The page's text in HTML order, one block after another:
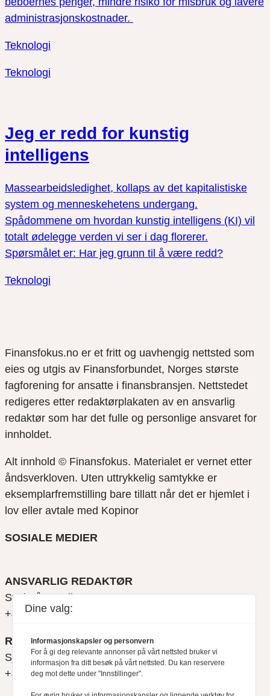
administrasjonskostnader.
Teknologi
Teknologi
Jeg er redd for kunstig
intelligens
Massearbeidsledighet, kollaps av det kapitalistiske
system og menneskehetens undergang.
Spådommene om hvordan kunstig intelligens (KI) vil
totalt ødelegge verden vi ser i dag florerer.
Spørsmålet er: Har jeg grunn til å være redd?
Teknologi
Finansfokus.no er et fritt og uavhengig nettsted som
eies og utgis av Finansforbundet, Norges største
fagforening for ansatte i finansbransjen. Nettstedet
redigeres etter redaktørplakaten av en ansvarlig
redaktør som har det fulle og personlige ansvaret for
innholdet.
Alt innhold © Finansfokus. Materialet er vernet etter
åndsverkloven. Uten uttrykkelig samtykke er
eksemplarfremstilling bare tillatt når det er hjemlet i
lov eller avtale med Kopinor
SOSIALE MEDIER
ANSVARLIG REDAKTØR
Svein Åge Eriksen
+47 900 79 547
REDAKTØR
Sjur Anda
+47 470 34 460
Dine valg:
Informasjonskapsler og personvern
For å gi deg relevante annonser på vårt nettsted bruker vi
informasjon fra ditt besøk på vårt nettsted. Du kan reservere
deg mot dette under "Innstillinger".